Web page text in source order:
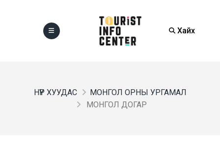
Хайх
НҮҮР ХУУДАС
МОНГОЛ ОРНЫ УРГАМАЛ
МОНГОЛ ДОГАР